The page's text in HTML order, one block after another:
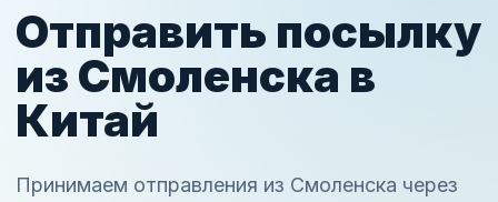
Отправить посылку
из Смоленска в
Китай
Принимаем отправления из Смоленска через